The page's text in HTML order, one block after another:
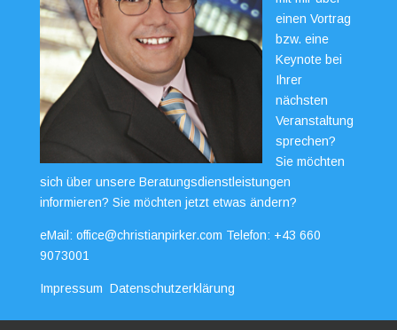
einen Vortrag
bzw. eine
Keynote bei
Ihrer
nächsten
Veranstaltung
sprechen?
Sie möchten
sich über unsere Beratungsdienstleistungen
informieren? Sie möchten jetzt etwas ändern?
eMail: office@christianpirker.com Telefon: +43 660
9073001
Impressum Datenschutzerklärung